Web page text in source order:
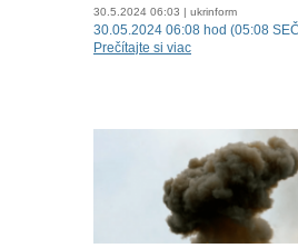
30.5.2024 06:03 | ukrinform
30.05.2024 06:08 hod (05:08
Prečítajte si viac